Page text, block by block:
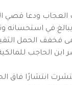
العجاب ودعا قصي
في استحسانه
فخفف الحمل
الحاجب
انتشارًا فاق